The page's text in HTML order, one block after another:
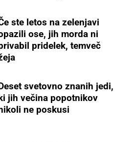
ste letos na zelenjavi
ose, jih morda ni
pridelek, temveč
svetovno znanih jedi,
jih večina popotnikov
ne poskusi